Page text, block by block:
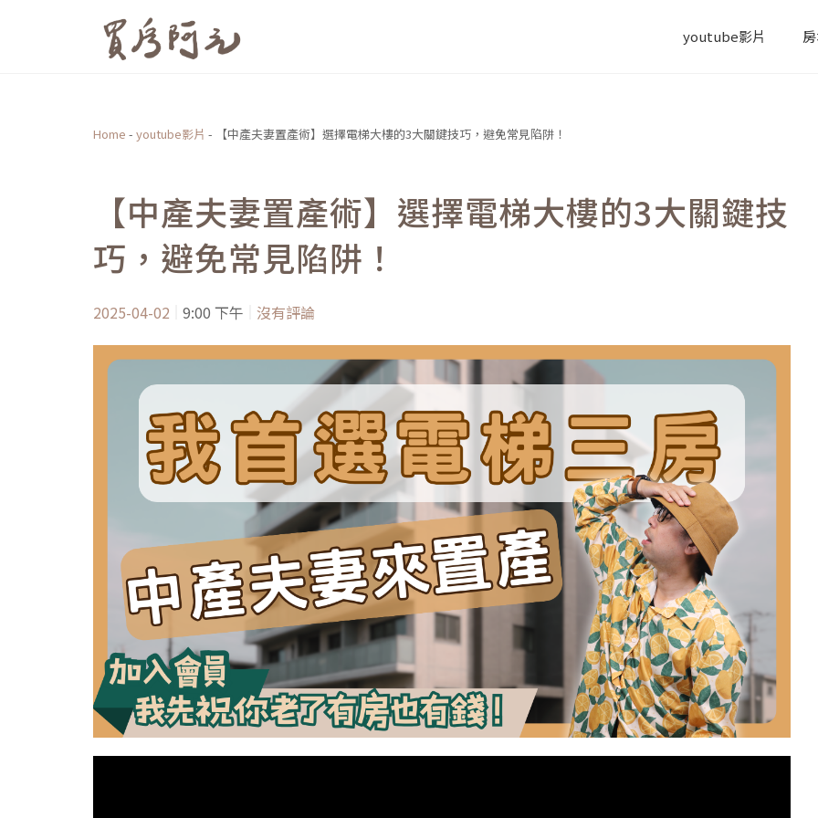
youtube影片
Home - youtube影片 - 【中產夫妻置產術】選擇電梯大樓的3大關鍵技巧，避免常見陷阱！
【中產夫妻置產術】選擇電梯大樓的3大關鍵技
巧，避免常見陷阱！
2025-04-02 9:00 下午 沒有評論